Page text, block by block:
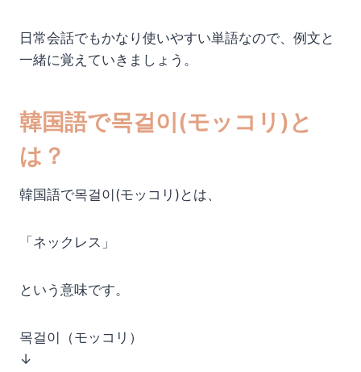
日常会話でもかなり使いやすい単語なので、例文と
一緒に覚えていきましょう。
韓国語で목걸이(モッコリ)と
は？
韓国語で목걸이(モッコリ)とは、
「ネックレス」
という意味です。
목걸이（モッコリ）
↓